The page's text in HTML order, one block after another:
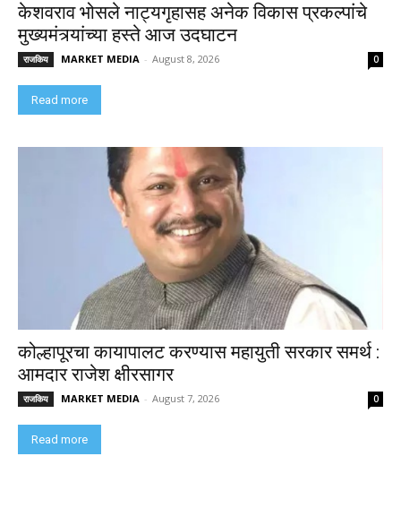
केशवराव भोसले नाट्यगृहासह अनेक विकास प्रकल्पांचे
मुख्यमंत्र्यांच्या हस्ते आज उदघाटन
राजकिय MARKET MEDIA - August 8, 2026 0
Read more
कोल्हापूरचा कायापालट करण्यास महायुती सरकार समर्थ :
आमदार राजेश क्षीरसागर
राजकिय MARKET MEDIA - August 7, 2026 0
Read more